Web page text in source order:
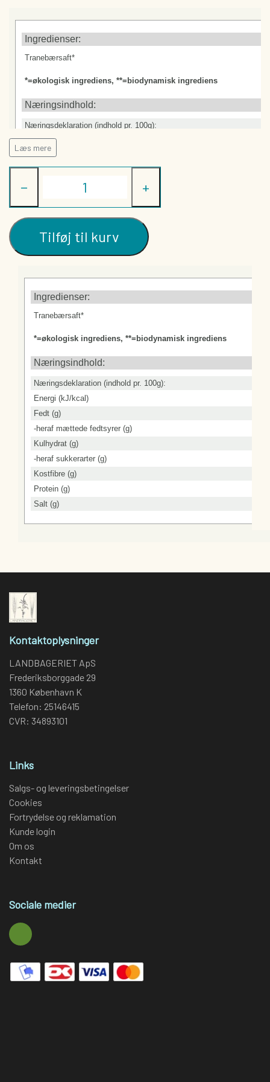
GAVEKORT
Ingredienser:
Tranebærsaft*
*=økologisk ingrediens, **=biodynamisk ingrediens
Næringsindhold:
Næringsdeklaration (indhold pr. 100g):
Energi (kJ/kcal)
Fedt (g)
-heraf mættede fedtsyrer (g)
Kulhydrat (g)
Kostfibre (g)
Protein (g)
Læs mere
− +
Tilføj til kurv
Ingredienser:
Tranebærsaft*
*=økologisk ingrediens, **=biodynamisk ingrediens
Næringsindhold:
Næringsdeklaration (indhold pr. 100g):
Energi (kJ/kcal)
Fedt (g)
-heraf mættede fedtsyrer (g)
Kulhydrat (g)
-heraf sukkerarter (g)
Kostfibre (g)
Protein (g)
Salt (g)
Kontaktoplysninger
LANDBAGERIET ApS
Frederiksborggade 29
1360 København K
Telefon: 25146415
CVR: 34893101
Links
Salgs- og leveringsbetingelser
Cookies
Fortrydelse og reklamation
Kunde login
Om os
Kontakt
Sociale medier